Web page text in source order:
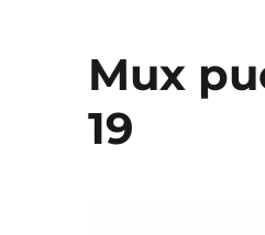
Mux
19